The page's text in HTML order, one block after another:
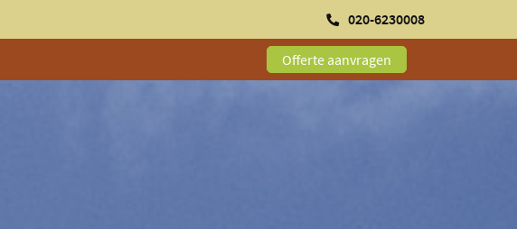
020-6230008
Offerte aanvragen